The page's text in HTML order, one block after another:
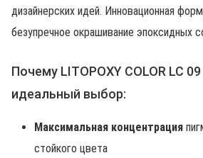
дизайнерских идей. Инновационная
безупречное окрашивание эпоксидных
Почему LITOPOXY COLOR LC
идеальный выбор:
Максимальная концентрация
стойкого цвета